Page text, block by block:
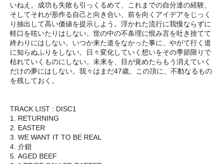
いねえ。成功も失敗も引っくるめて、これまでの自分達の経験、
そしてそれが形作る自己と向き合い、前を向くアイデアをじっく
り抽出して高い価値を提示しよう。浮かれた流行に我慢ならずに
軽口を呟いたりはしない。世の中の不条理に恨み言を吐き捨てて
終わりにはしない。いつか来た道をなかった事に、やがて行く道
に知らぬふりをしない。日々変化していく想いをその季節限りで
枯れていくものにしない。未来を、目が覚めたらもう消えていく
だけの夢にはしない。我々はまだ47歳。この頂に、不動なるもの
を残しておく。
TRACK LIST : DISC1
1. RETURNING
2. EASTER
3. WE WANT IT TO BE REAL
4. 介錯
5. AGED BEEF